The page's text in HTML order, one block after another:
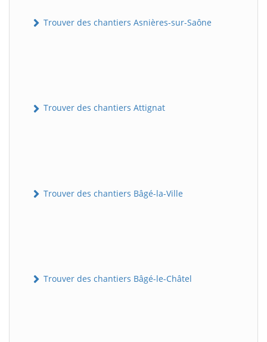
Trouver des chantiers Asnières-sur-Saône
Trouver des chantiers Attignat
Trouver des chantiers Bâgé-la-Ville
Trouver des chantiers Bâgé-le-Châtel